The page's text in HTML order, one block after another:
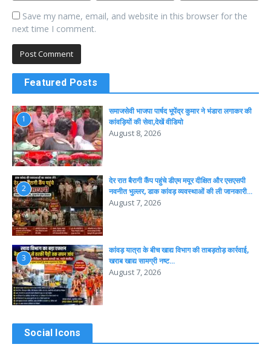
Save my name, email, and website in this browser for the
next time I comment.
Featured Posts
1
समाजसेवी भाजपा पार्षद भूपेंद्र कुमार ने भंडारा लगाकर की
कांवड़ियों की सेवा,देखें वीडियो
August 8, 2026
2
देर रात बैरागी कैंप पहुंचे डीएम मयूर दीक्षित और एसएसपी
नवनीत भुल्लर, डाक कांवड़ व्यवस्थाओं की ली जानकारी…
August 7, 2026
3
कांवड़ यात्रा के बीच खाद्य विभाग की ताबड़तोड़ कार्रवाई,
खराब खाद्य सामग्री नष्ट…
August 7, 2026
Social Icons